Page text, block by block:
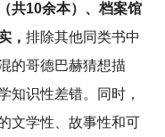
共10余本）、档案馆
， 排除其他同类书中
的哥德巴赫猜想描
知识性差错。同时，
文学性、故事性和可